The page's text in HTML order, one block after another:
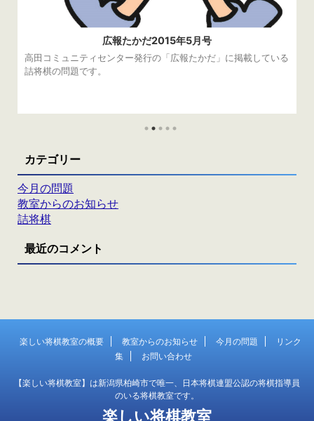
広報たかだ2015年5月号
高田コミュニティセンター発行の「広報たかだ」に掲載している
詰将棋の問題です。
カテゴリー
今月の問題
教室からのお知らせ
詰将棋
最近のコメント
楽しい将棋教室の概要 教室からのお知らせ 今月の問題
リンク
集
お問い合わせ
【楽しい将棋教室】は新潟県柏崎市で唯一、日本将棋連盟公認の将棋指導員
のいる将棋教室です。
楽しい将棋教室